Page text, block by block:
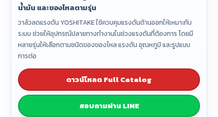
น้ำมัน และของไหลตามรุ่น
วาล์วลดแรงดัน YOSHITAKE ใช้ควบคุมแรงดันด้านออกให้เหมาะกับ
ระบบ ช่วยให้อุปกรณ์ปลายทางทำงานในช่วงแรงดันที่ต้องการ โดยมี
หลายรุ่นให้เลือกตามชนิดของของไหล แรงดัน อุณหภูมิ และรูปแบบ
การต่อ
ดาวน์โหลด Full Catalog
สอบถามผ่าน LINE